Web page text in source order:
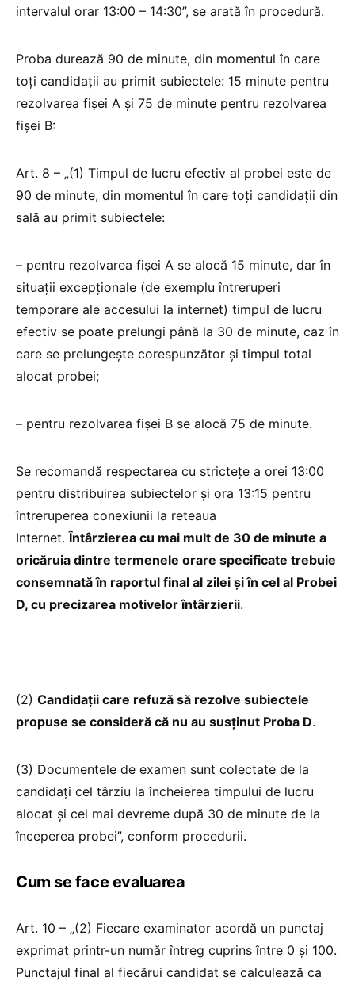
intervalul orar 13:00 – 14:30”, se arată în procedură.
Proba durează 90 de minute, din momentul în care
toți candidații au primit subiectele: 15 minute pentru
rezolvarea fișei A și 75 de minute pentru rezolvarea
fișei B:
Art. 8 – „(1) Timpul de lucru efectiv al probei este de
90 de minute, din momentul în care toţi candidații din
sală au primit subiectele:
– pentru rezolvarea fişei A se alocă 15 minute, dar în
situații excepționale (de exemplu întreruperi
temporare ale accesului la internet) timpul de lucru
efectiv se poate prelungi până la 30 de minute, caz în
care se prelungește corespunzător şi timpul total
alocat probei;
– pentru rezolvarea fişei B se alocă 75 de minute.
Se recomandă respectarea cu strictețe a orei 13:00
pentru distribuirea subiectelor şi ora 13:15 pentru
întreruperea conexiunii la reteaua
Internet.Întârzierea cu mai mult de 30 de minute a
oricăruia dintre termenele orare specificate trebuie
consemnată în raportul final al zilei şi în cel al Probei
D, cu precizarea motivelor întârzierii.
(2) Candidații care refuză să rezolve subiectele
propuse se consideră că nu au susținut Proba D.
(3) Documentele de examen sunt colectate de la
candidați cel târziu la încheierea timpului de lucru
alocat şi cel mai devreme după 30 de minute de la
începerea probei”, conform procedurii.
Cum se face evaluarea
Art. 10 – „(2) Fiecare examinator acordă un punctaj
exprimat printr-un număr întreg cuprins între 0 şi 100.
Punctajul final al fiecărui candidat se calculează ca